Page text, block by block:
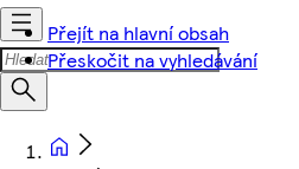
Přejít na hlavní obsah
Přeskočit na vyhledávání